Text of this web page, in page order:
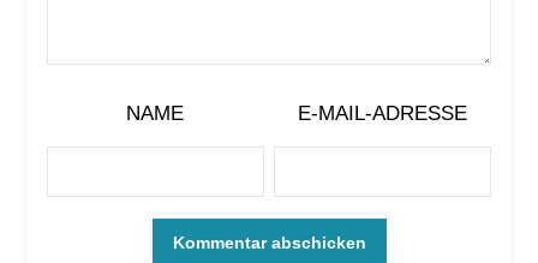
NAME E-MAIL-ADRESSE